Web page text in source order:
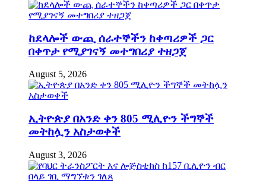
ከደላሎች ውጪ ሰራተኞችን ከቀጣሪዎች ጋር
በቀጥታ የሚያገናኝ መተግበሪያ ተዘጋጀ
August 5, 2026
ኢትዮጵያ በአንድ ቀን 805 ሚሊዮን ችግኞች
መትከሏን አስታወቀች
August 3, 2026